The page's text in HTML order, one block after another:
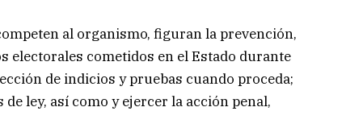
al organismo, figuran la prevención,
electorales cometidos en el Estado durante
de indicios y pruebas cuando proceda;
ley, así como y ejercer la acción penal,